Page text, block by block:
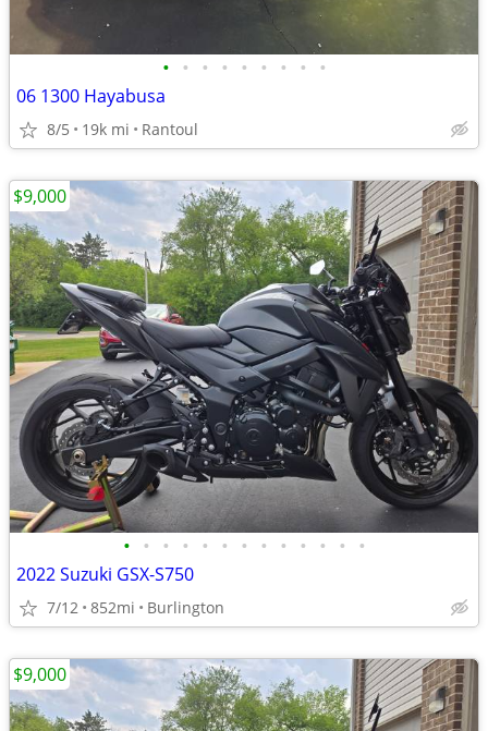
• • • • • • • • •
06 1300 Hayabusa
8/5 19k mi Rantoul
• • • • • • • • • • • • •
2022 Suzuki GSX-S750
7/12 852mi Burlington
$9,000
$9,000